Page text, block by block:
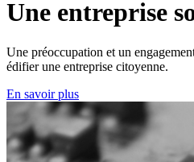
Une entreprise
Une préoccupation et un
édifier une entreprise citoyenne.
En savoir plus